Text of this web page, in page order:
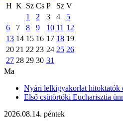
H K Sz Cs P Sz V
1
2 3 4
5
6
7 8 9 10 11 12
13 14 15 16 17 18 19
20 21 22 23 24 25 26
27 28 29 30 31
Ma
Nyári lelkigyakorlat hitoktatók
Első csütörtöki Eucharisztia
2026.08.14. péntek